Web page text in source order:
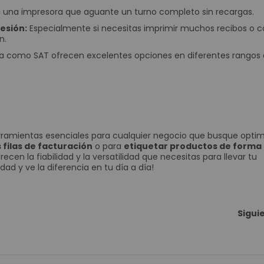
Señalización Digital Interactiva
Kioscos
Software para punto de venta (POS)
Consumo
Discos Duros
Teclados y Mouses
Portátiles
una impresora que aguante un turno completo sin recargas.
Especialmente si necesitas imprimir muchos recibos o
como SAT ofrecen excelentes opciones en diferentes rangos
esenciales para cualquier negocio que busque
filas de facturación o para etiquetar productos de forma
la fiabilidad y la versatilidad que necesitas para llevar tu
y ve la diferencia en tu día a día!